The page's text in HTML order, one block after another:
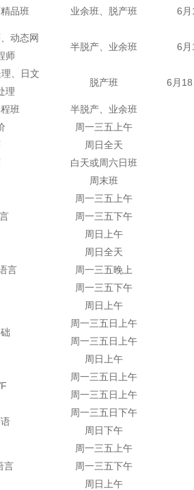
品班 业余班、脱产班 6月
动态网
师
半脱产、业余班 6月
、日文
理
脱产班 6月
班
半脱产、业余班
周一三五上午
周日全天
白天或周六日班
周末班
周一三五上午
周一三五下午
周日上午
言
周日全天
周一三五晚上
周一三五下午
周日上午
周一三五日上午
周一三五日上午
周日上午
周一三五日上午
周一三五日上午
周一三五日下午
周日下午
言
周一三五上午
周一三五下午
周日上午